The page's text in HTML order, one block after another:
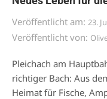
Veröffentlicht am: 23.
Veröffentlicht von:
Pleichach am
richtiger Bach: Aus
Heimat für Fische,